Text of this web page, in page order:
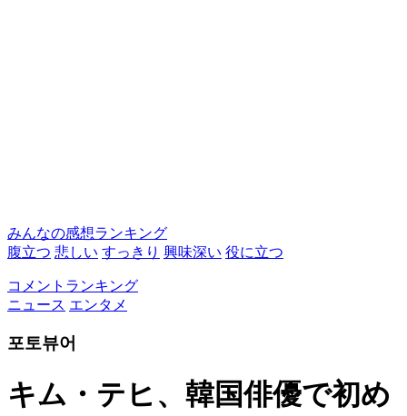
みんなの感想ランキング
腹立つ 悲しい すっきり 興味深い 役に立つ
コメントランキング
ニュース エンタメ
포토뷰어
キム・テヒ、韓国俳優で初め